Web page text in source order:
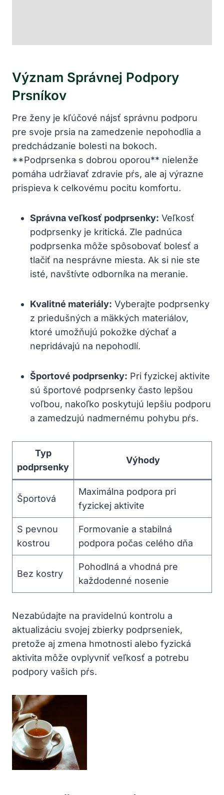
Význam Správnej Podpory
Prsníkov
Pre ženy je kľúčové nájsť správnu podporu
pre svoje prsia na zamedzenie nepohodlia a
predchádzanie bolesti na bokoch.
**Podprsenka s dobrou oporou** nielenže
pomáha udržiavať zdravie pŕs, ale aj výrazne
prispieva k celkovému pocitu komfortu.
Správna veľkosť podprsenky: Veľkosť
podprsenky je kritická. Zle padnúca
podprsenka môže spôsobovať bolesť a
tlačiť na nesprávne miesta. Ak si nie ste
isté, navštívte odborníka na meranie.
Kvalitné materiály: Vyberajte podprsenky
z priedušných a mäkkých materiálov,
ktoré umožňujú pokožke dýchať a
nepridávajú na nepohodlí.
Športové podprsenky: Pri fyzickej aktivite
sú športové podprsenky často lepšou
voľbou, nakoľko poskytujú lepšiu podporu
a zamedzujú nadmernému pohybu pŕs.
Typ
podprsenky
Výhody
Športová
Maximálna podpora pri
fyzickej aktivite
S pevnou
kostrou
Formovanie a stabilná
podpora počas celého dňa
Bez kostry
Pohodlná a vhodná pre
každodenné nosenie
Nezabúdajte na pravidelnú kontrolu a
aktualizáciu svojej zbierky podprseniek,
pretože aj zmena hmotnosti alebo fyzická
aktivita môže ovplyvniť veľkosť a potrebu
podpory vašich pŕs.